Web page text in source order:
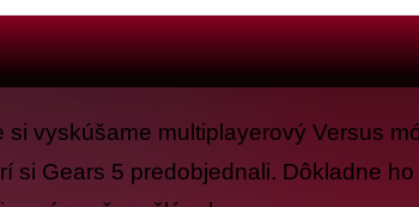
vyskúšame multiplayerový Versus
si Gears 5 predobjednali. Dôkladne